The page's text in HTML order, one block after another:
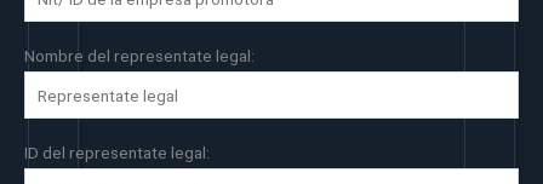
Nombre del representate legal:
ID del representate legal: